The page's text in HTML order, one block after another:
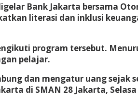
Bank Jakarta bersama
literasi dan inklusi
program tersebut.
pelajar.
dan mengatur uang sejak
di SMAN 28 Jakarta, Selasa